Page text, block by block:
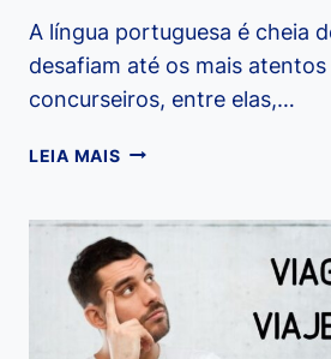
A língua portuguesa é cheia
desafiam até os mais
concurseiros, entre elas,…
LEIA MAISTRÁS
APRENDA
A
USAR
CORRETAMENTE
DE